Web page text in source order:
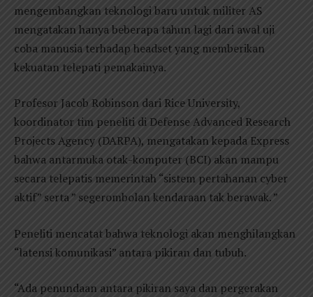
mengembangkan teknologi baru untuk militer AS
mengatakan hanya beberapa tahun lagi dari awal uji
coba manusia terhadap headset yang memberikan
kekuatan telepati pemakainya.
Profesor Jacob Robinson dari Rice University,
koordinator tim peneliti di Defense Advanced Research
Projects Agency (DARPA), mengatakan kepada Express
bahwa antarmuka otak-komputer (BCI) akan mampu
secara telepatis memerintah “sistem pertahanan cyber
aktif” serta ” segerombolan kendaraan tak berawak. ”
Peneliti mencatat bahwa teknologi akan menghilangkan
“latensi komunikasi” antara pikiran dan tubuh.
“Ada penundaan antara pikiran saya dan pergerakan